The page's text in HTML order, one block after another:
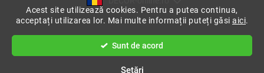
Acest site utilizează cookies. Pentru a putea continua,
acceptați utilizarea lor. Mai multe informații puteți găsi aici.
Sunt de acord
Setări